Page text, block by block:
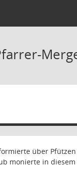
über
monierte in